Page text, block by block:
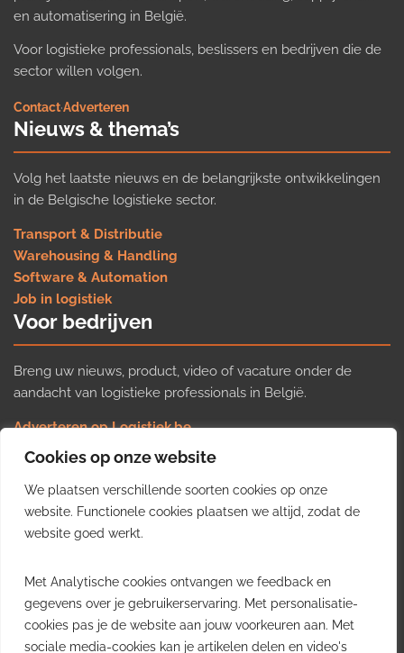
Cookies op onze website
We plaatsen verschillende soorten cookies op onze
website. Functionele cookies plaatsen we altijd, zodat de
website goed werkt.
Met Analytische cookies ontvangen we feedback en
gegevens over je gebruikerservaring. Met personalisatie-
cookies pas je de website aan jouw voorkeuren aan. Met
sociale media-cookies kan je artikelen delen en video's
en automatisering in België.
Voor logistieke professionals, beslissers en bedrijven die de
sector willen volgen.
Contact·Adverteren
Nieuws & thema’s
Volg het laatste nieuws en de belangrijkste ontwikkelingen
in de Belgische logistieke sector.
Transport & Distributie
Warehousing & Handling
Software & Automation
Job in logistiek
Voor bedrijven
Breng uw nieuws, product, video of vacature onder de
aandacht van logistieke professionals in België.
Adverteren op Logistiek.be
Nieuws insturen
Uw video op Logistiek.TV
Job plaatsen
Gratis wekelijkse update
inzichten uit de Belgische logistieke sector in uw inbox.
Ontvang je gratis
wekelijkse update